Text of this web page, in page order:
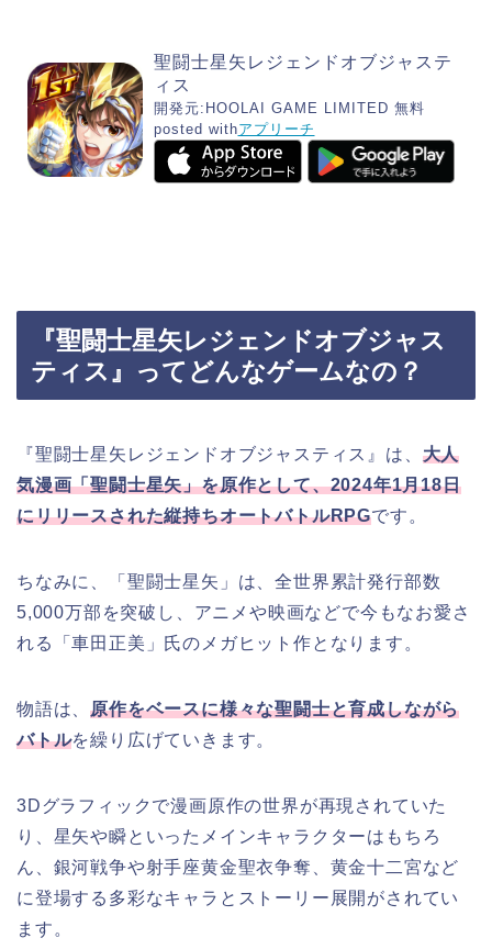
聖闘士星矢レジェンドオブジャステ
ィス
開発元: HOOLAI GAME LIMITED 無料
posted withアプリーチ
『聖闘士星矢レジェンドオブジャス
ティス』ってどんなゲームなの？
『聖闘士星矢レジェンドオブジャスティス』は、 大人
気漫画「聖闘士星矢」を原作として、2024年1月18日
にリリースされた縦持ちオートバトルRPGです。
ちなみに、「聖闘士星矢」は、全世界累計発行部数
5,000万部を突破し、アニメや映画などで今もなお愛さ
れる「車田正美」氏のメガヒット作となります。
物語は、原作をベースに様々な聖闘士と育成しながら
バトルを繰り広げていきます。
3Dグラフィックで漫画原作の世界が再現されていた
り、星矢や瞬といったメインキャラクターはもちろ
ん、銀河戦争や射手座黄金聖衣争奪、黄金十二宮など
に登場する多彩なキャラとストーリー展開がされてい
ます。